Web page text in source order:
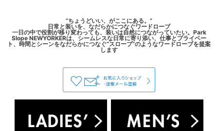
“ちょうどいい、がここにある。”
日常と装いを、なだらかにつなぐワードローブ
一日の中で役割が移り変わっても、装いは自然につながっていたい。Park
Slope NEWYORKERは、シームレスな日常に寄り添い、仕事とプライベー
ト、時間とシーンをなだらかにつなぐ“スロープ”のようなワードローブを提案